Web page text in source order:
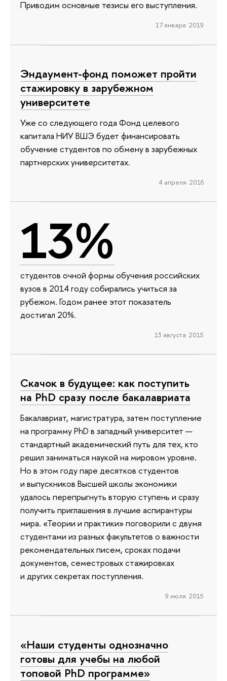
Приводим основные тезисы его выступления.
17 января 2019
Эндаумент-фонд поможет пройти
стажировку в зарубежном
университете
Уже со следующего года Фонд целевого
капитала НИУ ВШЭ будет финансировать
обучение студентов по обмену в зарубежных
партнерских университетах.
4 апреля 2016
13%
студентов очной формы обучения российских
вузов в 2014 году собирались учиться за
рубежом. Годом ранее этот показатель
достигал 20%.
13 августа 2015
Cкачок в будущее: как поступить
на PhD сразу после бакалавриата
Бакалавриат, магистратура, затем поступление
на программу PhD в западный университет —
стандартный академический путь для тех, кто
решил заниматься наукой на мировом уровне.
Но в этом году паре десятков студентов
и выпускников Выcшей школы экономики
удалось перепрыгнуть вторую ступень и сразу
получить приглашения в лучшие аспирантуры
мира. «Теории и практики» поговорили с двумя
студентами из разных факультетов о важности
рекомендательных писем, сроках подачи
документов, семестровых стажировках
и других секретах поступления.
9 июля 2015
«Наши студенты однозначно
готовы для учебы на любой
топовой PhD программе»